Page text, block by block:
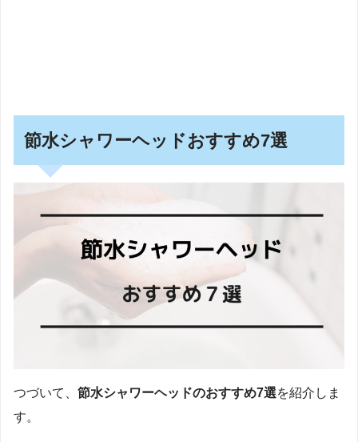
節水シャワーヘッドおすすめ7選
つづいて、 節水シャワーヘッドのおすすめ7選を紹介しま
す。